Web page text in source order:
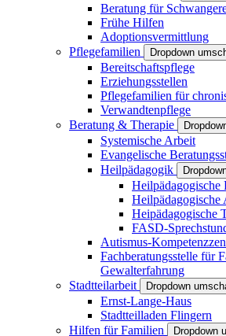
Beratung für
Frühe Hilfen
Adoptionsvermittlung
Pflegefamilien
Dropdown
Bereitschaftspflege
Erziehungsstellen
Pflegefamilien für
Verwandtenpflege
Beratung & Therapie
Systemische Arbeit
Evangelische
Heilpädagogik
Heilpädagogische
Heilpädagogische
Heipädagogische
FASD-
Autismus-
Fachberatungsstelle für
Gewalterfahrung
Stadtteilarbeit
Dropdown
Ernst-Lange-Haus
Stadtteilladen Flingern
Hilfen für Familien
Dropdown